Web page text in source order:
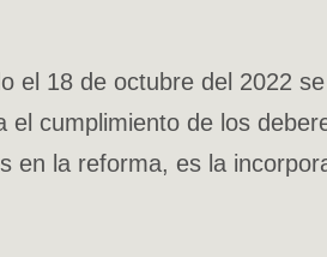
el 18 de octubre del 2022 se
el cumplimiento de los
en la reforma, es la